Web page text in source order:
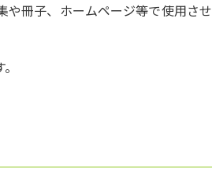
や冊子、ホームページ等で使用させ